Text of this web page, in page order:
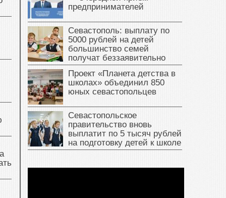
предпринимателей
Севастополь: выплату по
5000 рублей на детей
большинство семей
получат беззаявительно
Проект «Планета детства в
школах» объединил 850
юных севастопольцев
Севастопольское
правительство вновь
выплатит по 5 тысяч рублей
на подготовку детей к школе